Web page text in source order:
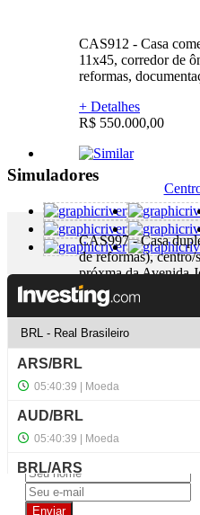
CAS912 - Casa
11x45, corredor de
reformas,
+ Detalhes
R$ 550.000,00
CAS997 - Casa
de reformas),
próxma da Avenida
+ Detalhes
R$ 1.000.000,00
Simuladores
NewsLetter